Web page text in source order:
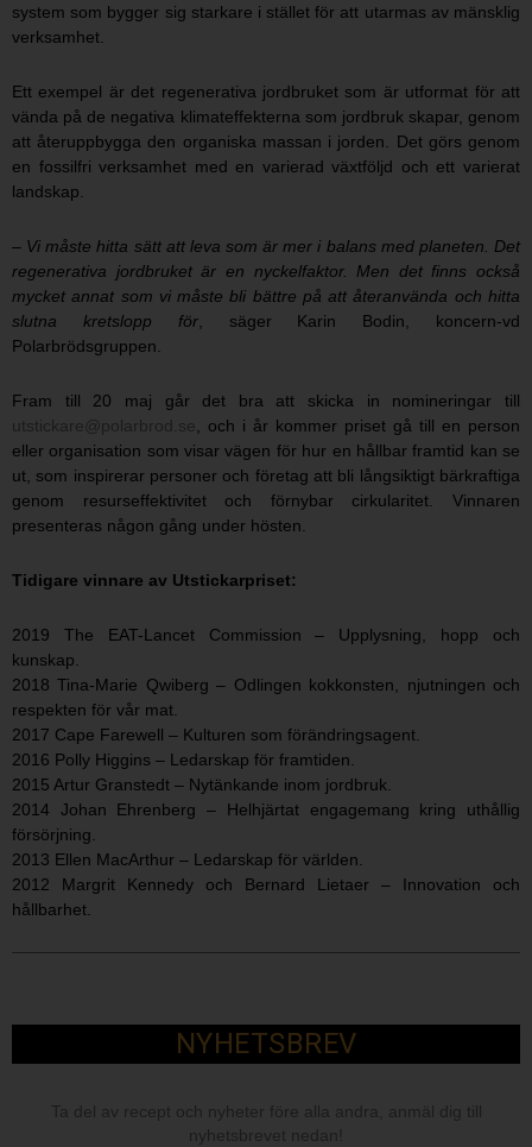
system som bygger sig starkare i stället för att utarmas av mänsklig
verksamhet.
Ett exempel är det regenerativa jordbruket som är utformat för att
vända på de negativa klimateffekterna som jordbruk skapar, genom
att återuppbygga den organiska massan i jorden. Det görs genom
en fossilfri verksamhet med en varierad växtföljd och ett varierat
landskap.
– Vi måste hitta sätt att leva som är mer i balans med planeten. Det
regenerativa jordbruket är en nyckelfaktor. Men det finns också
mycket annat som vi måste bli bättre på att återanvända och hitta
slutna kretslopp för, säger Karin Bodin, koncern-vd
Polarbrödsgruppen.
Fram till 20 maj går det bra att skicka in nomineringar till
utstickare@polarbrod.se, och i år kommer priset gå till en person
eller organisation som visar vägen för hur en hållbar framtid kan se
ut, som inspirerar personer och företag att bli långsiktigt bärkraftiga
genom resurseffektivitet och förnybar cirkularitet. Vinnaren
presenteras någon gång under hösten.
Tidigare vinnare av Utstickarpriset:
2019 The EAT-Lancet Commission – Upplysning, hopp och
kunskap.
2018 Tina-Marie Qwiberg – Odlingen kokkonsten, njutningen och
respekten för vår mat.
2017 Cape Farewell – Kulturen som förändringsagent.
2016 Polly Higgins – Ledarskap för framtiden.
2015 Artur Granstedt – Nytänkande inom jordbruk.
2014 Johan Ehrenberg – Helhjärtat engagemang kring uthållig
försörjning.
2013 Ellen MacArthur – Ledarskap för världen.
2012 Margrit Kennedy och Bernard Lietaer – Innovation och
hållbarhet.
NYHETSBREV
Ta del av recept och nyheter före alla andra, anmäl dig till
nyhetsbrevet nedan!